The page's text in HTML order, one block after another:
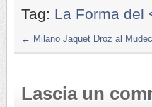
Tag: La Forma del
← Milano Jaquet Droz al Mudec
Lascia un